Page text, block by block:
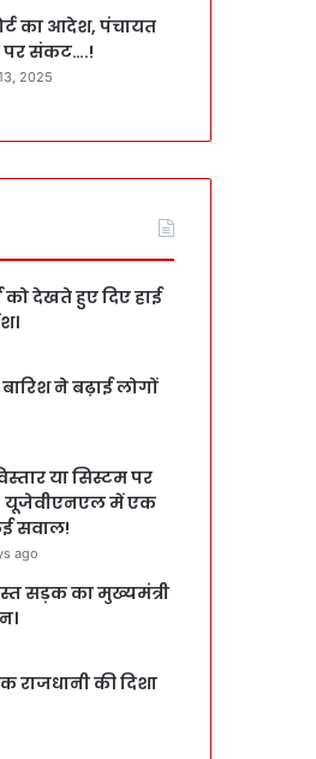
का आदेश, पंचायत
पर संकट….!
2025
को देखते हुए दिए हाई
ने बढ़ाई लोगों
या सिस्टम पर
यूजेवीएनएल में एक
सवाल!
ago
सड़क का मुख्यमंत्री
राजधानी की दिशा